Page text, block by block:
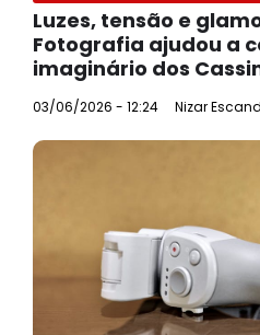
Luzes, tensão e
Fotografia ajudou a
imaginário dos
03/06/2026 - 12:24 Nizar